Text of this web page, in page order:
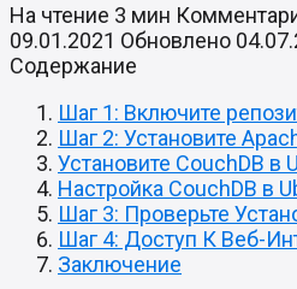
На чтение 3 мин
09.01.2021 Обновлено
Содержание
Шаг 1: Включите
Шаг 2: Установите
Установите CouchDB в
Настройка CouchDB в
Шаг 3: Проверьте
Шаг 4: Доступ К Веб-
Заключение